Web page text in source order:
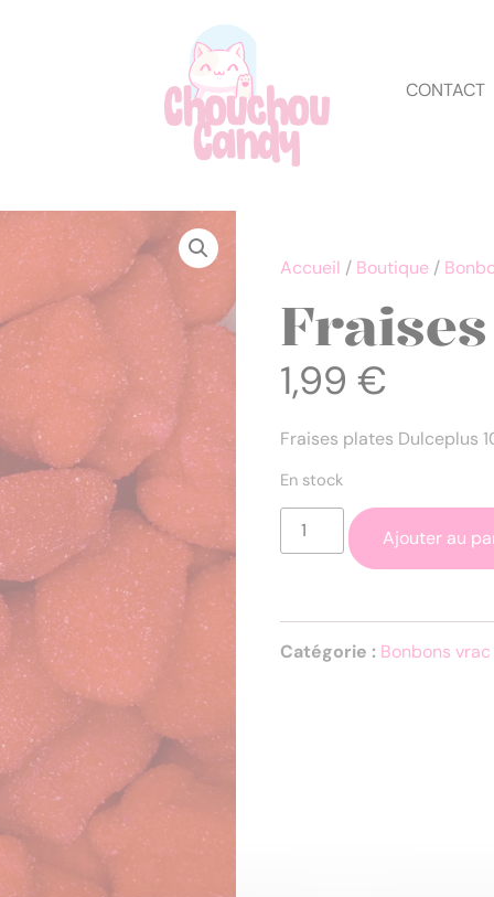
CONTACT
Accueil / Boutique /
1,99 €
Fraises plates Dulceplus
En stock
Ajouter au
Catégorie : Bonbons vrac